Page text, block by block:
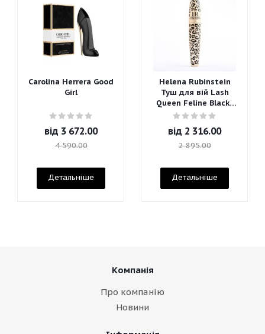
Carolina Herrera Good
Girl
від 3 672.00
4 590.00
Детальніше
Helena Rubinstein
Туш для вій Lash
Queen Feline Blacks
Mascara
від 2 316.00
2 895.00
Детальніше
Компанія
Про компанію
Новини